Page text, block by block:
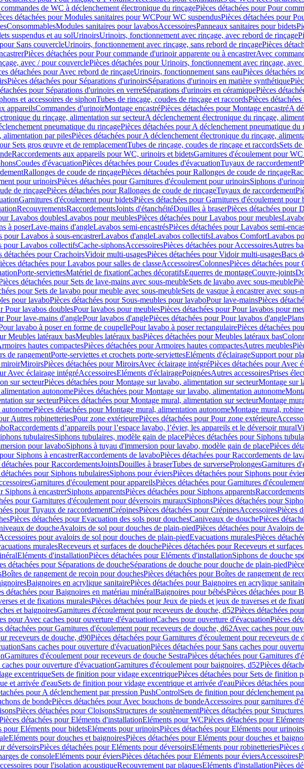
de WC à déclenchement électronique du rinçagePièces détachées pour Pour
détachées pour Modules sanitaires pour WCPour WC suspendusPièces détachées pour
ConsommablesModules sanitaires pour lavabosAccessoiresPanneaux sanitaires pour bidets
suspendus et au solUrinoirsUrinoirs, fonctionnement avec rinçage, avec rebord de rinçage
Sans couvercleUrinoirs, fonctionnement avec rinçage, sans rebord de rinçagePièces
Pièces détachées pour Pour commande d'urinoir apparente ou à encastrerAvec
avec / pour couverclePièces détachées pour Urinoirs, fonctionnement avec rinçage,
détachées pour Avec rebord de rinçageUrinoirs, fonctionnement sans eauPièces détachées
Pièces détachées pour Séparations d'urinoirsSéparations d'urinoirs en matière synthétique
pour Séparations d'urinoirs en verreSéparations d'urinoirs en céramiquePièces
et accessoires de siphonTubes de rinçage, coudes de rinçage et raccordsPièces
appareilsCommandes d'urinoirMontage encastréPièces détachées pour Montage encastréA
du rinçage, alimentation sur secteurA déclenchement électronique du rinçage,
pneumatique du rinçagePièces détachées pour A déclenchement pneumatique du
alimentation par pilesPièces détachées pour A déclenchement électronique du rinçage,
Sets gros œuvre et de remplacementTubes de rinçage, coudes de rinçage et raccordsSets
Raccordements aux appareils pour WC, urinoirs et bidetsGarnitures d'écoulement pour
Coudes d'évacuationPièces détachées pour Coudes d'évacuationTuyaux de raccordement
Rallonges de coude de rinçagePièces détachées pour Rallonges de coude de rinçage
pour urinoirsPièces détachées pour Garnitures d'écoulement pour urinoirsSiphons d'urinoir
de rinçagePièces détachées pour Rallonges de coude de rinçageTuyaux de raccordement
Garnitures d'écoulement pour bidetsPièces détachées pour Garnitures d'écoulement pour
RecouvrementsRaccordementsJoints d'étanchéitéDouilles à braserPièces détachées pour
Lavabos doublesLavabos pour meublesPièces détachées pour Lavabos pour meubles
à poserLave-mains d'angleLavabos semi-encastrésPièces détachées pour Lavabos semi-
pour Lavabos à sous-encastrerLavabos d'angleLavabos collectifsLavabos ComfortLavabos
pour Lavabos collectifsCache-siphonsAccessoiresPièces détachées pour AccessoiresAutres
détachées pour CrachoirsVidoir multi-usagesPièces détachées pour Vidoir multi-usagesBacs
détachées pour Lavabos pour salles de classeAccessoiresColonnesPièces détachées pour
Porte-serviettesMatériel de fixationCaches décoratifsEquerres de montageCouvre-joints
détachées pour Sets de lave-mains avec sous-meubleSets de lavabo avec sous-meuble
pour Sets de lavabo pour meuble avec sous-meubleSets de vasque à encastrer avec sous-
pour lavaboPièces détachées pour Sous-meubles pour lavaboPour lave-mainsPièces
Pour lavabos doublesPour lavabos pour meublesPièces détachées pour Pour lavabos pour
Pour lave-mains d'anglePour lavabos d'anglePièces détachées pour Pour lavabos d'angle
lavabo à poser en forme de coupellePour lavabo à poser rectangulairePièces détachées
Meubles latéraux basMeubles latéraux basPièces détachées pour Meubles latéraux bas
hautes compactesPièces détachées pour Armoires hautes compactesAutres meubles
de rangementPorte-serviettes et crochets porte-serviettesEléments d'éclairageSupport pour
miroirMiroirsPièces détachées pour MiroirsAvec éclairage intégréPièces détachées pour Avec
Avec éclairage intégréAccessoiresEléments d'éclairagePoignéesAutres accessoiresPrises
sur secteurPièces détachées pour Montage sur lavabo, alimentation sur secteurMontage sur
autonomePièces détachées pour Montage sur lavabo, alimentation autonome
sur secteurPièces détachées pour Montage mural, alimentation sur secteurMontage
Pièces détachées pour Montage mural, alimentation autonomeMontage mural,
Autres robinetteriesPour zone extérieurePièces détachées pour Pour zone extérieure
Raccordements d’appareils pour l’espace lavabo, l’évier, les appareils et le déversoir mural
tubulairesSiphons tubulaires, modèle gain de placePièces détachées pour Siphons
pour lavaboSiphons à tuyau d'immersion pour lavabo, modèle gain de placePièces
Siphons à encastrerRaccordements de lavaboPièces détachées pour Raccordements de
détachées pour RaccordementsJointsDouilles à braserTubes de surverseProlongesGarnitures
pour Siphons tubulairesSiphons pour éviersPièces détachées pour Siphons pour
Garnitures d'écoulement pour appareilsPièces détachées pour Garnitures
Siphons à encastrerSiphons apparentsPièces détachées pour Siphons apparentsRaccordements
pour Garnitures d'écoulement pour déversoirs murauxSiphonsPièces détachées pour
pour Tuyaux de raccordementCrépinesPièces détachées pour CrépinesAccessoiresPièces
Pièces détachées pour Evacuation des sols pour douchesCaniveaux de douchePièces
de doucheAvaloirs de sol pour douches de plain-piedPièces détachées pour Avaloirs
pour avaloirs de sol pour douches de plain-piedEvacuations muralesPièces
muralesReceveurs et surfaces de douchePièces détachées pour Receveurs et
Eléments d'installationPièces détachées pour Eléments d'installationSiphons de douche
détachées pour Séparations de doucheSéparations de douche pour douche de plain-pied
Boîtes de rangement de recoin pour douchesPièces détachées pour Boîtes de rangement de
Baignoires en acrylique sanitairePièces détachées pour Baignoires en acrylique
détachées pour Baignoires en matériau minéralBaignoires pour bébésPièces détachées pour
et de fixations muralesPièces détachées pour Jeux de pieds et jeux de traverses et de
et baignoiresGarnitures d'écoulement pour receveurs de douche, d52Pièces détachées
pour Avec caches pour ouverture d'évacuationCaches pour ouverture d'évacuationPièces
détachées pour Garnitures d'écoulement pour receveurs de douche, d62Avec caches pour
receveurs de douche, d90Pièces détachées pour Garnitures d'écoulement pour receveurs de
Sans caches pour ouverture d'évacuationPièces détachées pour Sans caches pour
Garnitures d'écoulement pour receveurs de douche SestraPièces détachées pour Garnitures
caches pour ouverture d'évacuationGarnitures d'écoulement pour baignoires, d52Pièces
excentriqueSets de finition pour vidage excentriquePièces détachées pour Sets de finition
et arrivée d'eauSets de finition pour vidage excentrique et arrivée d'eauPièces détachées
pour A déclenchement par pression PushControlSets de finition pour déclenchement
de bondePièces détachées pour Avec bouchons de bondeAccessoires pour garnitures
Pièces détachées pour CloisonsStructures de soutènementPièces détachées pour
détachées pour Eléments d'installationEléments pour WCPièces détachées pour
pour Eléments pour bidetsEléments pour urinoirsPièces détachées pour Eléments pour urinoirs
Eléments pour douches et baignoiresPièces détachées pour Eléments pour douches et
déversoirsPièces détachées pour Eléments pour déversoirsEléments pour robinetteriesPièces
de consoleEléments pour éviersPièces détachées pour Eléments pour éviersAccessoires
pour l'isolation acoustiqueRecouvrement par plaquesEléments d'installationPièces